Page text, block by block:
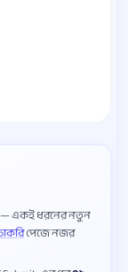
— একই ধরনের নতুন
পেজে নজর